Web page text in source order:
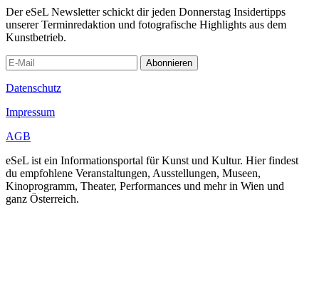
Der eSeL Newsletter schickt dir jeden Donnerstag Insidertipps
unserer Terminredaktion und fotografische Highlights aus dem
Kunstbetrieb.
Abonnieren
Datenschutz
Impressum
AGB
eSeL ist ein Informationsportal für Kunst und Kultur. Hier findest
du empfohlene Veranstaltungen, Ausstellungen, Museen,
Kinoprogramm, Theater, Performances und mehr in Wien und
ganz Österreich.